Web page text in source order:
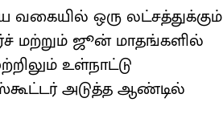
ஒரு லட்சத்துக்கும்
மற்றும் ஜூன் மாதங்களில்
உள்நாட்டு
அடுத்த ஆண்டில்